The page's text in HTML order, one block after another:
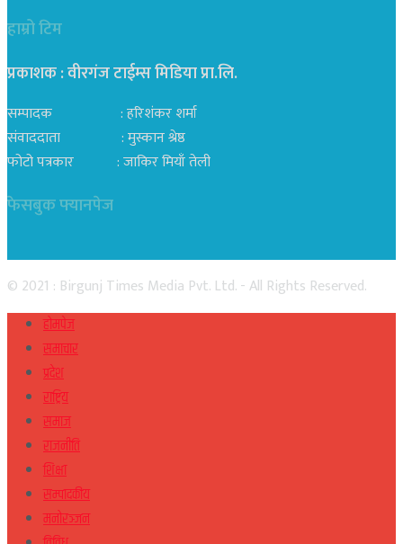
हाम्रो टिम
प्रकाशक : वीरगंज टाईम्स मिडिया प्रा‍.लि.
सम्पादक : हरिशंकर शर्मा
संवाददाता : मुस्कान श्रेष्ठ
फोटो पत्रकार : जाकिर मियाँ तेली
फेसबुक फ्यानपेज
© 2021 : Birgunj Times Media Pvt. Ltd. - All Rights Reserved.
होमपेज
समाचार
प्रदेश
राष्ट्रिय
समाज
राजनीति
शिक्षा
सम्पादकीय
मनोरञ्जन